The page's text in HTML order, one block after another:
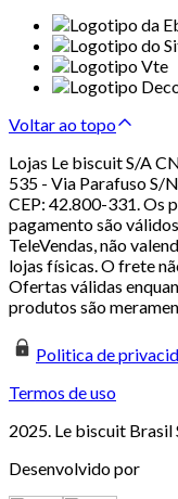
Voltar ao topo
Lojas Le biscuit S/A
535 - Via Parafuso S/
CEP: 42.800-331. Os
pagamento são
TeleVendas, não
lojas físicas. O frete
Ofertas válidas
produtos são
Politica de
Termos de uso
2025. Le biscuit
Desenvolvido por